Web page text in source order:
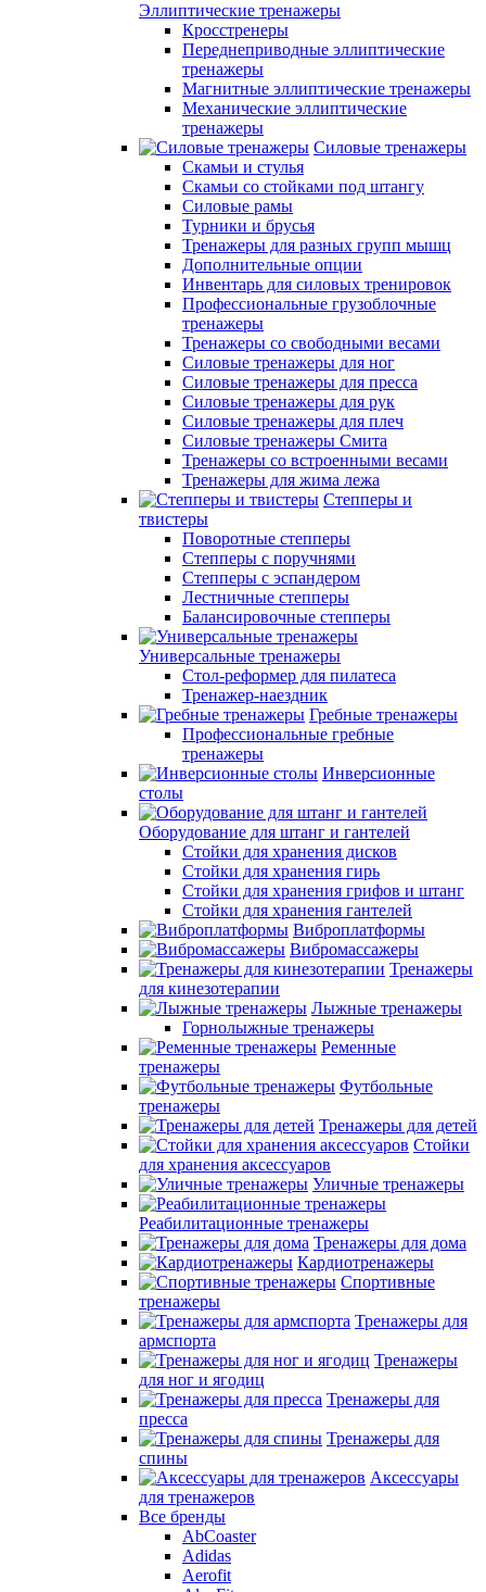
Эллиптические тренажеры
Кросстренеры
Переднеприводные эллиптические
тренажеры
Магнитные эллиптические тренажеры
Механические эллиптические
тренажеры
Силовые тренажеры
Скамьи и стулья
Скамьи со стойками под штангу
Силовые рамы
Турники и брусья
Тренажеры для разных групп мышц
Дополнительные опции
Инвентарь для силовых тренировок
Профессиональные грузоблочные
тренажеры
Тренажеры со свободными весами
Силовые тренажеры для ног
Силовые тренажеры для пресса
Силовые тренажеры для рук
Силовые тренажеры для плеч
Силовые тренажеры Смита
Тренажеры со встроенными весами
Тренажеры для жима лежа
Степперы и
твистеры
Поворотные степперы
Степперы с поручнями
Степперы с эспандером
Лестничные степперы
Балансировочные степперы
Универсальные тренажеры
Стол-реформер для пилатеса
Тренажер-наездник
Гребные тренажеры
Профессиональные гребные
тренажеры
Инверсионные
столы
Оборудование для штанг и гантелей
Стойки для хранения дисков
Стойки для хранения гирь
Стойки для хранения грифов и штанг
Стойки для хранения гантелей
Виброплатформы
Вибромассажеры
Тренажеры
для кинезотерапии
Лыжные тренажеры
Горнолыжные тренажеры
Ременные
тренажеры
Футбольные
тренажеры
Тренажеры для детей
Стойки
для хранения аксессуаров
Уличные тренажеры
Реабилитационные тренажеры
Тренажеры для дома
Кардиотренажеры
Спортивные
тренажеры
Тренажеры для
армспорта
Тренажеры
для ног и ягодиц
Тренажеры для
пресса
Тренажеры для
спины
Аксессуары
для тренажеров
Все бренды
AbCoaster
Adidas
Aerofit